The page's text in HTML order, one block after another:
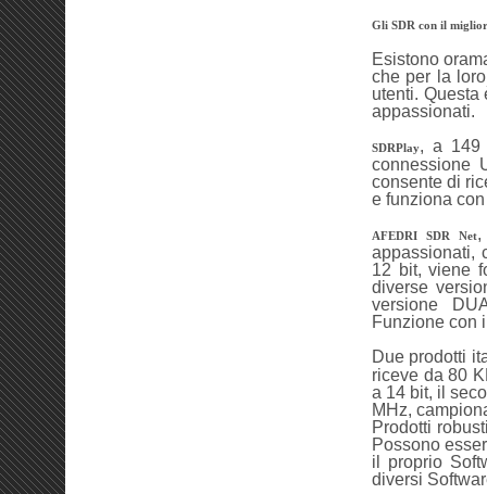
Gli SDR con il
Esistono
che per la
utenti.
appassionati.
SDRPlay, a 149
connessione
consente di
e funziona
AFEDRI SDR Net,
appassionati,
12 bit, viene
diverse
versione
Funzione con
Due prodotti
riceve da 80
a 14 bit, il
MHz,
Prodotti
Possono
il proprio
diversi